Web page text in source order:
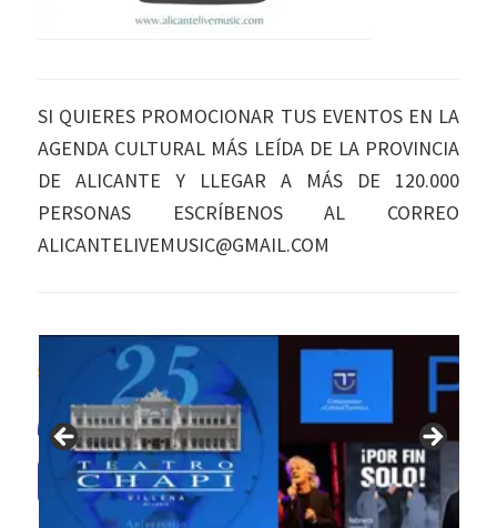
SI QUIERES PROMOCIONAR TUS EVENTOS EN LA
AGENDA CULTURAL MÁS LEÍDA DE LA PROVINCIA
DE ALICANTE Y LLEGAR A MÁS DE 120.000
PERSONAS ESCRÍBENOS AL CORREO
ALICANTELIVEMUSIC@GMAIL.COM